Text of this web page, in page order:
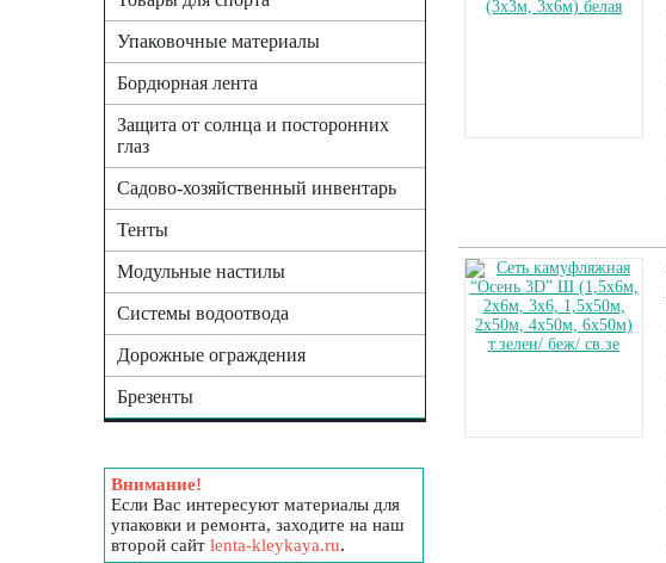
Упаковочные материалы
Бордюрная лента
Защита от солнца и посторонних
глаз
Садово-хозяйственный инвентарь
Тенты
Модульные настилы
Системы водоотвода
Дорожные ограждения
Брезенты
Внимание!
Если Вас интересуют материалы для
упаковки и ремонта, заходите на наш
второй сайт lenta-kleykaya.ru.